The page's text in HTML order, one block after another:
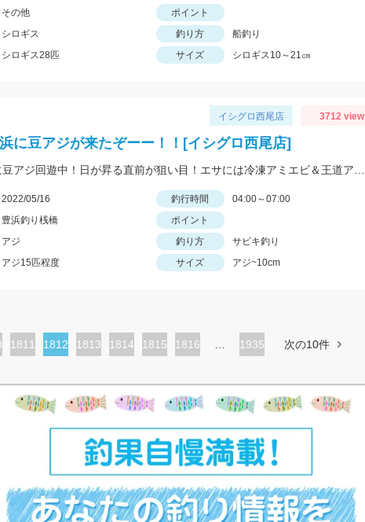
その他
ポイント
シロギス 釣り方
船釣り
シロギス28匹 サイズ シロギス10～21㎝
イシグロ西尾店 3712 view
に豆アジが来たぞーー！！[イシグロ西尾店]
2022/05/16 釣行時間
04:00～07:00
豊浜釣り桟橋
ポイント
アジ 釣り方
サビキ釣り
アジ15匹程度 サイズ アジ~10cm
ペ
1811
カ
ト
ジ
1812
ペ
1813
ペ
1814
ペ
1815
ペ
1816 1935 次の10件